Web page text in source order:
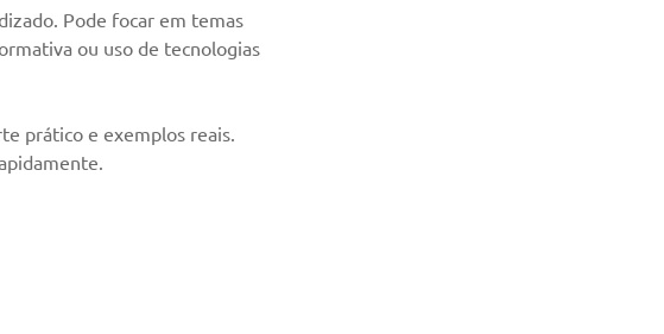
Pode focar em temas
ou uso de tecnologias
prático e exemplos reais.